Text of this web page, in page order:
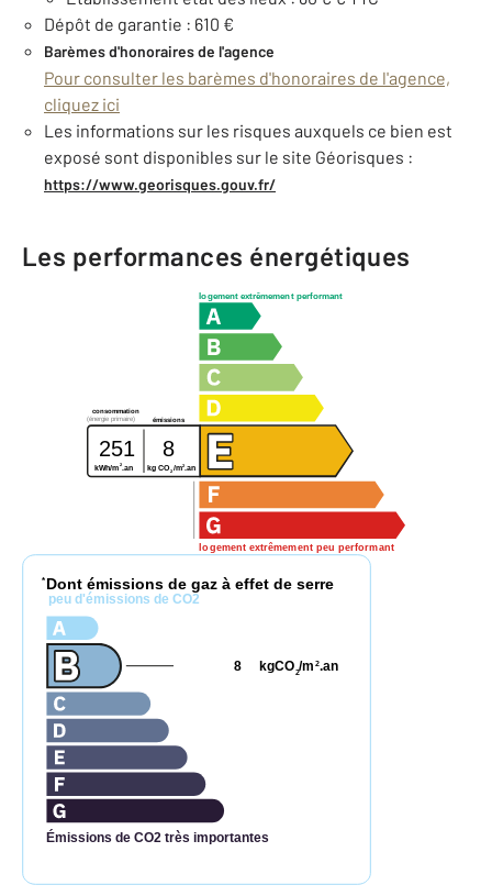
Dépôt de garantie : 610 €
Barèmes d'honoraires de l'agence
Pour consulter les barèmes d'honoraires de l'agence,
cliquez ici
Les informations sur les risques auxquels ce bien est
exposé sont disponibles sur le site Géorisques :
https://www.georisques.gouv.fr/
Les performances énergétiques
logement extrêmement performant
logement extrêmement peu performant
consommation
émissions
(énergie primaire)
251 8
kWh/m2.an kg CO2/m2 .an
* Dont émissions de gaz à effet de serre
peu d'émissions de CO2
Émissions de CO2 très importantes
kgCO2/m 2.an
8